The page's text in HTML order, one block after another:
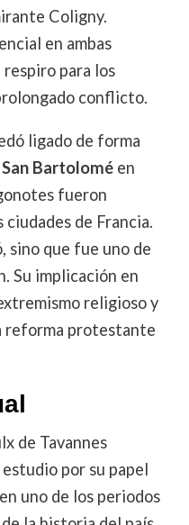
Coligny.
en ambas
para los
conflicto.
ligado de forma
Bartoloméen
fueron
ciudades de Francia.
sino que fue uno de
Su implicación en
religioso y
reforma protestante
de Tavannes
por su papel
en uno de los periodos